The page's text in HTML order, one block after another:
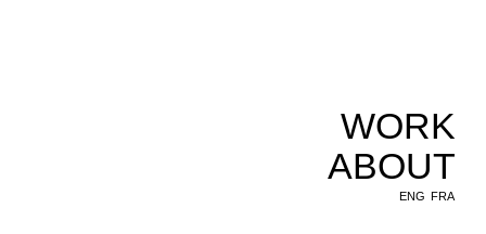
WORK
ABOUT
ENG FRA